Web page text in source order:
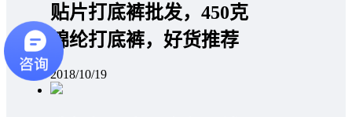
贴片打底裤批发，450克
锦纶打底裤，好货推荐
2018/10/19